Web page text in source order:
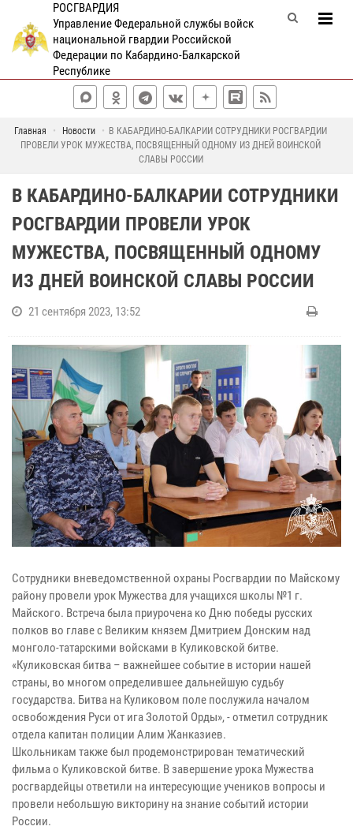
РОСГВАРДИЯ
Управление Федеральной службы войск
национальной гвардии Российской
Федерации по Кабардино-Балкарской
Республике
Главная Новости
В КАБАРДИНО-БАЛКАРИИ СОТРУДНИКИ РОСГВАРДИИ
ПРОВЕЛИ УРОК МУЖЕСТВА, ПОСВЯЩЕННЫЙ ОДНОМУ ИЗ ДНЕЙ ВОИНСКОЙ
СЛАВЫ РОССИИ
В КАБАРДИНО-БАЛКАРИИ СОТРУДНИКИ
РОСГВАРДИИ ПРОВЕЛИ УРОК
МУЖЕСТВА, ПОСВЯЩЕННЫЙ ОДНОМУ
ИЗ ДНЕЙ ВОИНСКОЙ СЛАВЫ РОССИИ
21 сентября 2023, 13:52
Сотрудники вневедомственной охраны Росгвардии по Майскому
району провели урок Мужества для учащихся школы №1 г.
Майского. Встреча была приурочена ко Дню победы русских
полков во главе с Великим князем Дмитрием Донским над
монголо-татарскими войсками в Куликовской битве.
«Куликовская битва – важнейшее событие в истории нашей
страны, во многом определившее дальнейшую судьбу
государства. Битва на Куликовом поле послужила началом
освобождения Руси от ига Золотой Орды», - отметил сотрудник
отдела капитан полиции Алим Жанказиев.
Школьникам также был продемонстрирован тематический
фильма о Куликовской битве. В завершение урока Мужества
росгвардейцы ответили на интересующие учеников вопросы и
провели небольшую викторину на знание событий истории
России.